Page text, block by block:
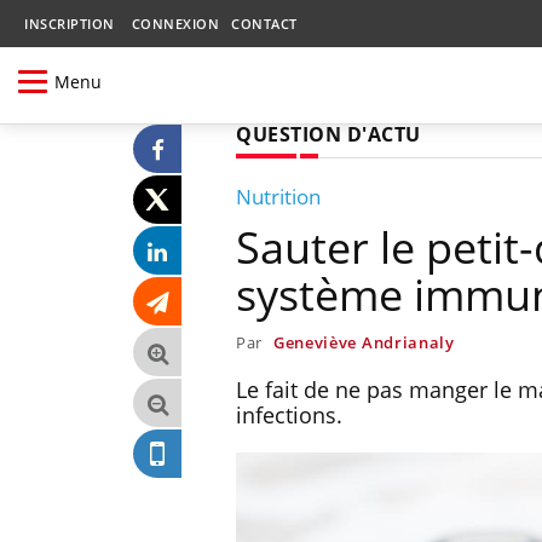
INSCRIPTION CONNEXION CONTACT
Menu
QUESTION D'ACTU
Nutrition
Sauter le
système
Par Geneviève Andrianaly
Le fait de ne pas manger le
infections.